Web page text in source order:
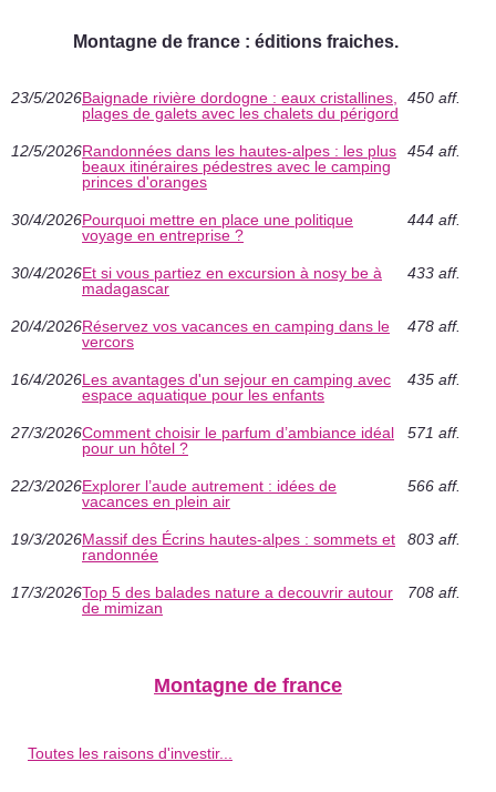
Montagne de france : éditions fraiches.
23/5/2026Baignade rivière dordogne : eaux cristallines,
plages de galets avec les chalets du périgord
450 aff.
12/5/2026Randonnées dans les hautes-alpes : les plus
beaux itinéraires pédestres avec le camping
princes d'oranges
454 aff.
30/4/2026Pourquoi mettre en place une politique
voyage en entreprise ?
444 aff.
30/4/2026Et si vous partiez en excursion à nosy be à
madagascar
433 aff.
20/4/2026Réservez vos vacances en camping dans le
vercors
478 aff.
16/4/2026Les avantages d'un sejour en camping avec
espace aquatique pour les enfants
435 aff.
27/3/2026Comment choisir le parfum d’ambiance idéal
pour un hôtel ?
571 aff.
22/3/2026Explorer l’aude autrement : idées de
vacances en plein air
566 aff.
19/3/2026Massif des Écrins hautes-alpes : sommets et
randonnée
803 aff.
17/3/2026Top 5 des balades nature a decouvrir autour
de mimizan
708 aff.
Montagne de france
Toutes les raisons d'investir...